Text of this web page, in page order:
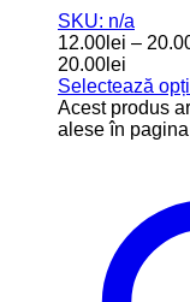
SKU: n/a
12.00 lei –
20.00lei
Selectează
Acest produs
alese în